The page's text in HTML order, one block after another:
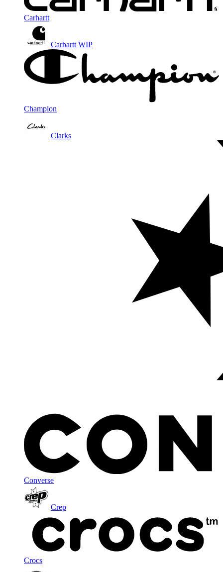
Carhartt
Carhartt WIP
Champion
Clarks
Converse
Crep
Crocs